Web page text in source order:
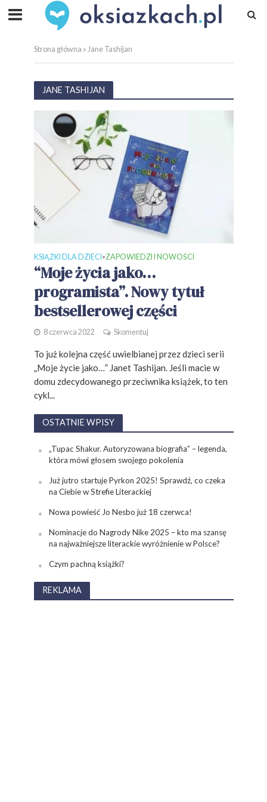
Strona główna » Jane Tashijan
JANE TASHIJAN
KSIĄŻKI DLA DZIECI •ZAPOWIEDZI I NOWOŚCI
“Moje życia jako…
programista”. Nowy tytuł
bestsellerowej części
8 czerwca 2022 Skomentuj
To już kolejna część uwielbianej przez dzieci serii
„Moje życie jako…” Janet Tashijan. Jeśli macie w
domu zdecydowanego przeciwnika książek, to ten
cykl...
OSTATNIE WPISY
„Tupac Shakur. Autoryzowana biografia” – legenda,
która mówi głosem swojego pokolenia
Już jutro startuje Pyrkon 2025! Sprawdź, co czeka
na Ciebie w Strefie Literackiej
Nowa powieść Jo Nesbo już 18 czerwca!
Nominacje do Nagrody Nike 2025 – kto ma szansę
na najważniejsze literackie wyróżnienie w Polsce?
Czym pachną książki?
REKLAMA